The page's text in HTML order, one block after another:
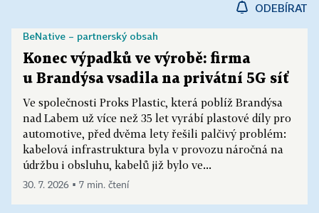
ODEBÍRAT
Konec výpadků ve výrobě: firma
u Brandýsa vsadila na privátní 5G síť
Ve společnosti Proks Plastic, která poblíž Brandýsa
nad Labem už více než 35 let vyrábí plastové díly pro
automotive, před dvěma lety řešili palčivý problém:
kabelová infrastruktura byla v provozu náročná na
údržbu i obsluhu, kabelů již bylo ve...
BeNative – partnerský obsah
30. 7. 2026 ▪ 7 min. čtení